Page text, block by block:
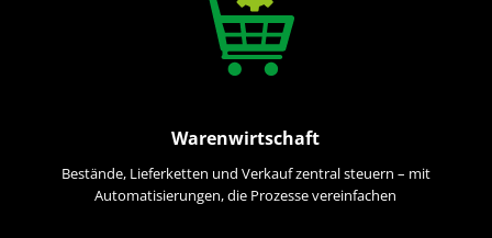
Warenwirtschaft
Bestände, Lieferketten und Verkauf zentral steuern – mit
Automatisierungen, die Prozesse vereinfachen